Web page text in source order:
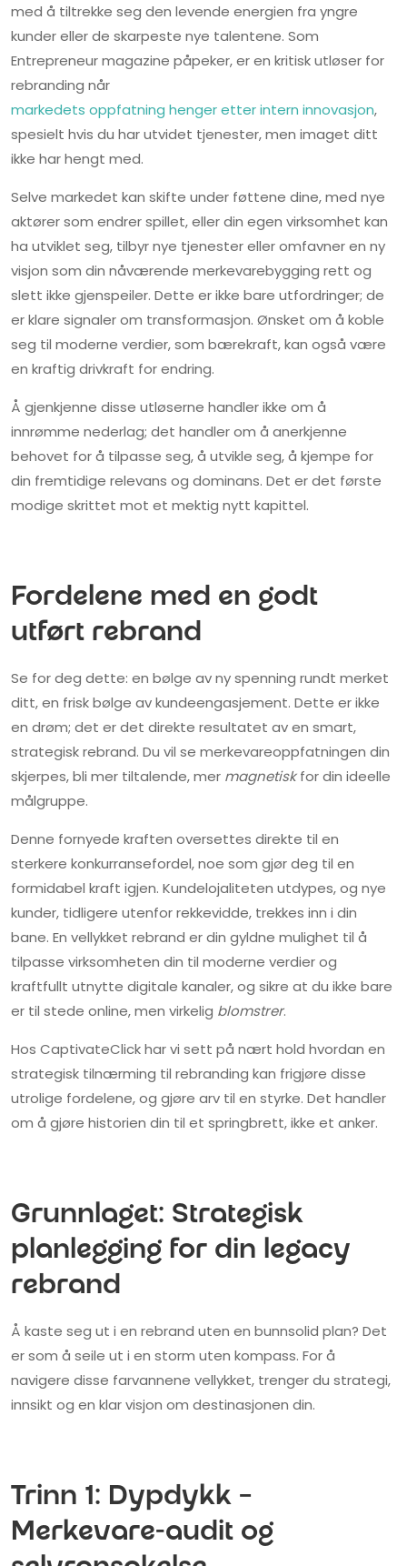
med å tiltrekke seg den levende energien fra yngre
kunder eller de skarpeste nye talentene. Som
Entrepreneur magazine påpeker, er en kritisk utløser for
rebranding når
markedets oppfatning henger etter intern innovasjon,
spesielt hvis du har utvidet tjenester, men imaget ditt
ikke har hengt med.
Selve markedet kan skifte under føttene dine, med nye
aktører som endrer spillet, eller din egen virksomhet kan
ha utviklet seg, tilbyr nye tjenester eller omfavner en ny
visjon som din nåværende merkevarebygging rett og
slett ikke gjenspeiler. Dette er ikke bare utfordringer; de
er klare signaler om transformasjon. Ønsket om å koble
seg til moderne verdier, som bærekraft, kan også være
en kraftig drivkraft for endring.
Å gjenkjenne disse utløserne handler ikke om å
innrømme nederlag; det handler om å anerkjenne
behovet for å tilpasse seg, å utvikle seg, å kjempe for
din fremtidige relevans og dominans. Det er det første
modige skrittet mot et mektig nytt kapittel.
Fordelene med en godt
utført rebrand
Se for deg dette: en bølge av ny spenning rundt merket
ditt, en frisk bølge av kundeengasjement. Dette er ikke
en drøm; det er det direkte resultatet av en smart,
strategisk rebrand. Du vil se merkevareoppfatningen din
skjerpes, bli mer tiltalende, mer magnetiskfor din ideelle
målgruppe.
Denne fornyede kraften oversettes direkte til en
sterkere konkurransefordel, noe som gjør deg til en
formidabel kraft igjen. Kundelojaliteten utdypes, og nye
kunder, tidligere utenfor rekkevidde, trekkes inn i din
bane. En vellykket rebrand er din gyldne mulighet til å
tilpasse virksomheten din til moderne verdier og
kraftfullt utnytte digitale kanaler, og sikre at du ikke bare
er til stede online, men virkelig blomstrer.
Hos CaptivateClick har vi sett på nært hold hvordan en
strategisk tilnærming til rebranding kan frigjøre disse
utrolige fordelene, og gjøre arv til en styrke. Det handler
om å gjøre historien din til et springbrett, ikke et anker.
Grunnlaget: Strategisk
planlegging for din legacy
rebrand
Å kaste seg ut i en rebrand uten en bunnsolid plan? Det
er som å seile ut i en storm uten kompass. For å
navigere disse farvannene vellykket, trenger du strategi,
innsikt og en klar visjon om destinasjonen din.
Trinn 1: Dypdykk –
Merkevare-audit og